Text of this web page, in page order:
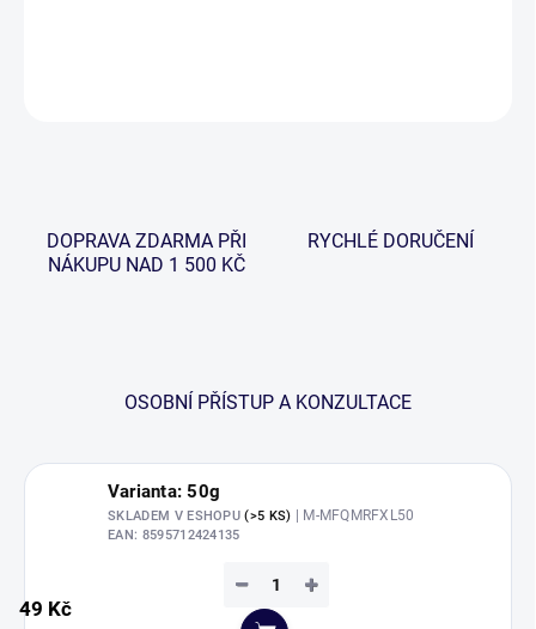
DOPRAVA ZDARMA PŘI
NÁKUPU NAD 1 500 KČ
RYCHLÉ DORUČENÍ
OSOBNÍ PŘÍSTUP A KONZULTACE
Varianta: 50g
SKLADEM V ESHOPU(>5 KS) | M-MFQMRFXL50
EAN: 8595712424135
49 Kč
+
−